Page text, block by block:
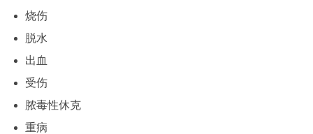
烧伤
脱水
出血
受伤
脓毒性休克
重病